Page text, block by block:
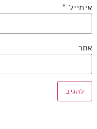
אימייל *
אתר